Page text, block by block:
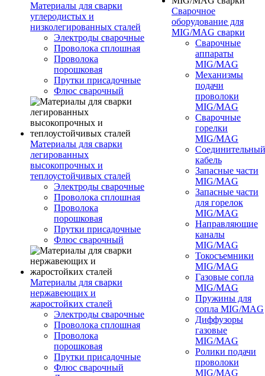
Материалы для сварки
углеродистых и
низколегированных сталей
Электроды сварочные
Проволока сплошная
Проволока
порошковая
Прутки присадочные
Флюс сварочный
Материалы для сварки
легированных
высокопрочных и
теплоустойчивых сталей
Электроды сварочные
Проволока сплошная
Проволока
порошковая
Прутки присадочные
Флюс сварочный
Материалы для сварки
нержавеющих и
жаростойких сталей
Электроды сварочные
Проволока сплошная
Проволока
порошковая
Прутки присадочные
Флюс сварочный
Сварочное
оборудование для
MIG/MAG сварки
Сварочные
аппараты
MIG/MAG
Механизмы
подачи
проволоки
MIG/MAG
Сварочные
горелки
MIG/MAG
Соединительный
кабель
Запасные части
MIG/MAG
Запасные части
для горелок
MIG/MAG
Направляющие
каналы
MIG/MAG
Токосъемники
MIG/MAG
Газовые сопла
MIG/MAG
Пружины для
сопла MIG/MAG
Диффузоры
газовые
MIG/MAG
Ролики подачи
проволоки
MIG/MAG